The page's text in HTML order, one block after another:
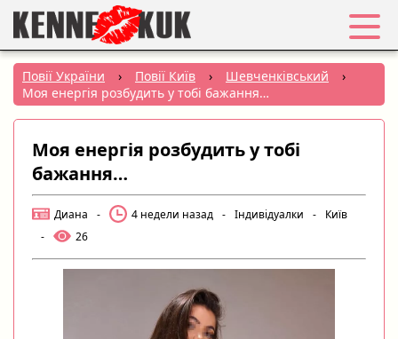
Обране
Вхід
Реєстрація
Міста:
Повії України › Повії Київ › Шевченківський
›
Моя енергія розбудить у тобі бажання…
Моя енергія розбудить у тобі
бажання…
Диана - 4 недели назад - Індивідуалки -
Київ
-
26